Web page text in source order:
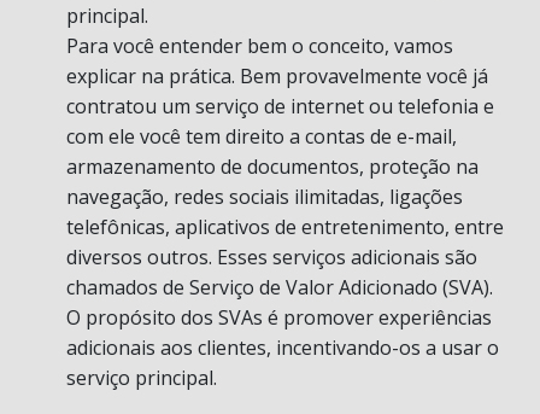
principal.
Para você entender bem o conceito, vamos
explicar na prática. Bem provavelmente você já
contratou um serviço de internet ou telefonia e
com ele você tem direito a contas de e-mail,
armazenamento de documentos, proteção na
navegação, redes sociais ilimitadas, ligações
telefônicas, aplicativos de entretenimento, entre
diversos outros. Esses serviços adicionais são
chamados de Serviço de Valor Adicionado (SVA).
O propósito dos SVAs é promover experiências
adicionais aos clientes, incentivando-os a usar o
serviço principal.